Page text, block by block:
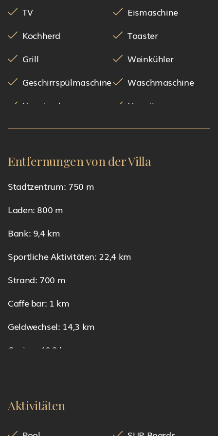
TV
Eismaschine
Kochherd
Toaster
Grill
Weinkühler
Geschirrspülmaschine
Waschmaschine
Haartrockner
Haustiere
Kaffemaschine
Wasserkocher
Entfernungen von der Villa
Stadtzentrum: 750 m
Laden: 800 m
Bank: 9,4 km
Sportliche Aktivitäten: 22,4 km
Strand: 700 m
Caffe bar: 1 km
Geldwechsel: 14,3 km
Casino: 48,3 km
Museum: 22,4 km
Aktivitäten